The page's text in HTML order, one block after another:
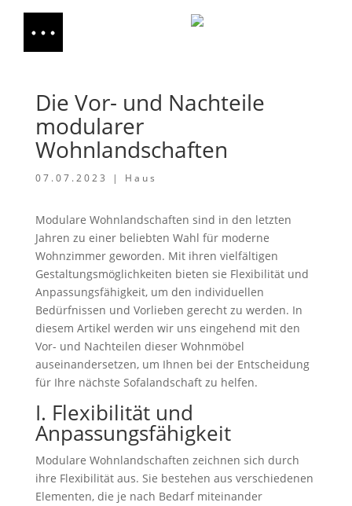
Die Vor- und Nachteile
modularer
Wohnlandschaften
07.07.2023 | Haus
Modulare Wohnlandschaften sind in den letzten
Jahren zu einer beliebten Wahl für moderne
Wohnzimmer geworden. Mit ihren vielfältigen
Gestaltungsmöglichkeiten bieten sie Flexibilität und
Anpassungsfähigkeit, um den individuellen
Bedürfnissen und Vorlieben gerecht zu werden. In
diesem Artikel werden wir uns eingehend mit den
Vor- und Nachteilen dieser Wohnmöbel
auseinandersetzen, um Ihnen bei der Entscheidung
für Ihre nächste Sofalandschaft zu helfen.
I. Flexibilität und
Anpassungsfähigkeit
Modulare Wohnlandschaften zeichnen sich durch
ihre Flexibilität aus. Sie bestehen aus verschiedenen
Elementen, die je nach Bedarf miteinander